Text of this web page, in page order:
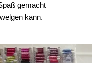
gemacht
kann.